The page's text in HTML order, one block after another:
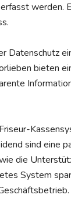
werden.
Datenschutz
bieten
sind eine
die
System